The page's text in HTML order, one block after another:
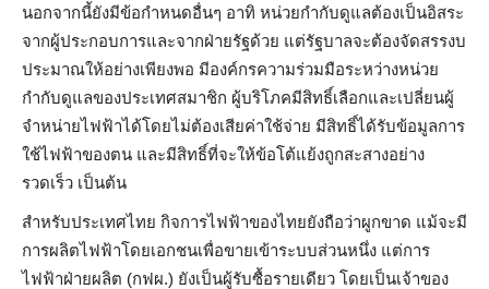
นอกจากนี้ยังมีข้อกำหนดอื่นๆ อาทิ หน่วยกำกับดูแลต้องเป็นอิสระ
จากผู้ประกอบการและจากฝ่ายรัฐด้วย แต่รัฐบาลจะต้องจัดสรรงบ
ประมาณให้อย่างเพียงพอ มีองค์กรความร่วมมือระหว่างหน่วย
กำกับดูแลของประเทศสมาชิก ผู้บริโภคมีสิทธิ์เลือกและเปลี่ยนผู้
จำหน่ายไฟฟ้าได้โดยไม่ต้องเสียค่าใช้จ่าย มีสิทธิ์ได้รับข้อมูลการ
ใช้ไฟฟ้าของตน และมีสิทธิ์ที่จะให้ข้อโต้แย้งถูกสะสางอย่าง
รวดเร็ว เป็นต้น
สำหรับประเทศไทย กิจการไฟฟ้าของไทยยังถือว่าผูกขาด แม้จะมี
การผลิตไฟฟ้าโดยเอกชนเพื่อขายเข้าระบบส่วนหนึ่ง แต่การ
ไฟฟ้าฝ่ายผลิต (กฟผ.) ยังเป็นผู้รับซื้อรายเดียว โดยเป็นเจ้าของ